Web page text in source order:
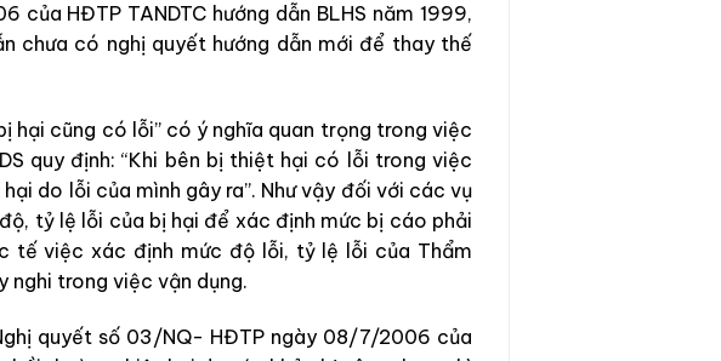
HĐTP TANDTC hướng dẫn BLHS năm 1999,
chưa có nghị quyết hướng dẫn mới để thay thế
hại cũng có lỗi” có ý nghĩa quan trọng trong việc
quy định: “Khi bên bị thiệt hại có lỗi trong việc
do lỗi của mình gây ra”. Như vậy đối với các vụ
tỷ lệ lỗi của bị hại để xác định mức bị cáo phải
tế việc xác định mức độ lỗi, tỷ lệ lỗi của Thẩm
nghi trong việc vận dụng.
quyết số 03/NQ- HĐTP ngày 08/7/2006 của